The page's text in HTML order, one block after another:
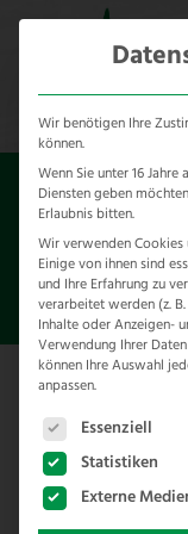
Sie sind hier:
Schwarzwildgatter
Anprallschutz
täglichen
Wir benötigen Ihre
können.
Wenn Sie unter 16
Diensten geben
Erlaubnis bitten.
Wir verwenden Cookies
Einige von ihnen sind
und Ihre Erfahrung zu
verarbeitet werden (z.
Inhalte oder Anzeigen-
Verwendung Ihrer
können Ihre Auswahl
anpassen.
Es folgt eine
Essenziell
Statistiken
Externe